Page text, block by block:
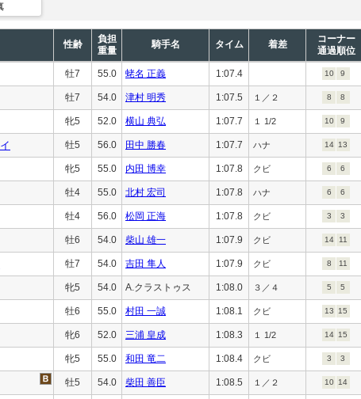
性齢
負担
重量
騎手名 タイム 着差
コーナー
通過順位
牡7 55.0 蛯名 正義 1:07.4 10 9
牡7 54.0 津村 明秀 1:07.5 １／２ 8 8
牝5 52.0 横山 典弘 1:07.7 １ 1/2 10 9
牡5 56.0 田中 勝春 1:07.7 ハナ 14 13
牝5 55.0 内田 博幸 1:07.8 クビ 6 6
牡4 55.0 北村 宏司 1:07.8 ハナ 6 6
牡4 56.0 松岡 正海 1:07.8 クビ 3 3
牡6 54.0 柴山 雄一 1:07.9 クビ 14 11
牡7 54.0 吉田 隼人 1:07.9 クビ 8 11
牝5 54.0 A.クラストゥス 1:08.0 ３／４ 5 5
牡6 55.0 村田 一誠 1:08.1 クビ 13 15
牝6 52.0 三浦 皇成 1:08.3 １ 1/2 14 15
牝5 55.0 和田 竜二 1:08.4 クビ 3 3
牡5 54.0 柴田 善臣 1:08.5 １／２ 10 14